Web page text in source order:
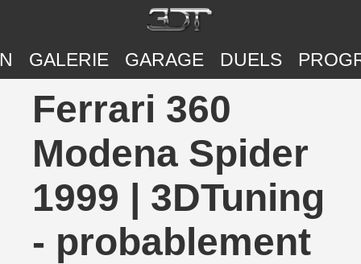
GALERIE GARAGE DUELS
Ferrari 360
Modena Spider
1999 | 3DTuning
- probablement